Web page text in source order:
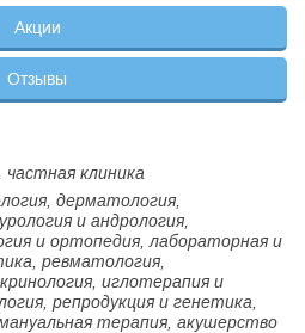
Акции
Отзывы
частная клиника
дерматология,
и андрология,
и ортопедия, лабораторная и
ревматология,
иглотерапия и
репродукция и генетика,
терапия, акушерство